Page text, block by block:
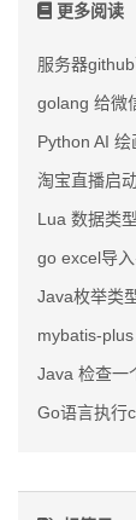
更多阅读
服务器
golang 给微
Python AI 绘
淘宝直播启
Lua 数据类型
go excel导
Java枚举类
mybatis-
Java 检查一
Go语言执行